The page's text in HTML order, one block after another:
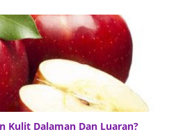
Kulit Dalaman Dan Luaran?